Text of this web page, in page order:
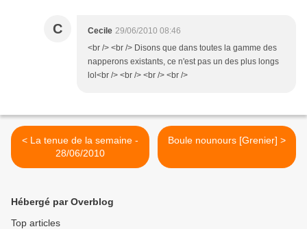
C Cecile 29/06/2010 08:46
<br /> <br /> Disons que dans toutes la gamme des
napperons existants, ce n'est pas un des plus longs
lol<br /> <br /> <br /> <br />
< La tenue de la semaine -
28/06/2010
Boule nounours [Grenier] >
Hébergé par Overblog
Top articles